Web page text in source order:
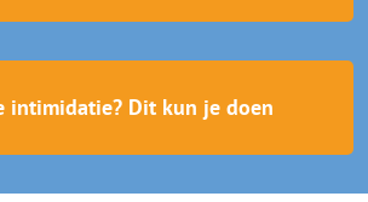
intimidatie? Dit kun je doen